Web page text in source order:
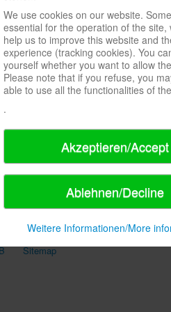
Termine dazukommen können. (th)
local events and national decisions
DOCH! in Dortmund (April 28 to 30):
victor can win a trip to the
current season with registration is
Sitemap
We use cookies on our website.
essential for the operation of the site,
help us to improve this website and
experience (tracking cookies). You
yourself whether you want to allow
Please note that if you refuse, you
able to use all the functionalities of
.
Akzeptieren/Accept
Ablehnen/Decline
Weitere Informationen/More